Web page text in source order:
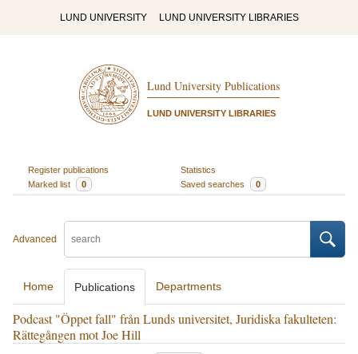
LUND UNIVERSITY LUND UNIVERSITY LIBRARIES
Lund University Publications
LUND UNIVERSITY LIBRARIES
Register publications
Statistics
Marked list
0 Saved searches 0
Advanced
Home Publications Departments
Podcast "Öppet fall" från Lunds universitet, Juridiska fakulteten:
Rättegången mot Joe Hill